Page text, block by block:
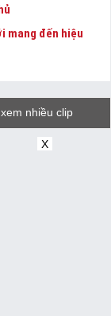
mang đến hiệu
nhiều clip
X